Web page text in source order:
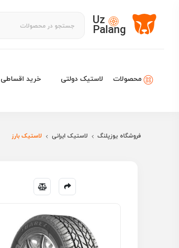
Uz
Palang
محصولات لاستیک دولتی خرید اقساطی
فروشگاه یوزپلنگ لاستیک ایرانی لاستیک بارز